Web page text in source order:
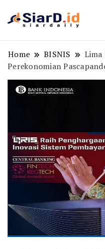
Home BISNIS
Lima
Perekonomian